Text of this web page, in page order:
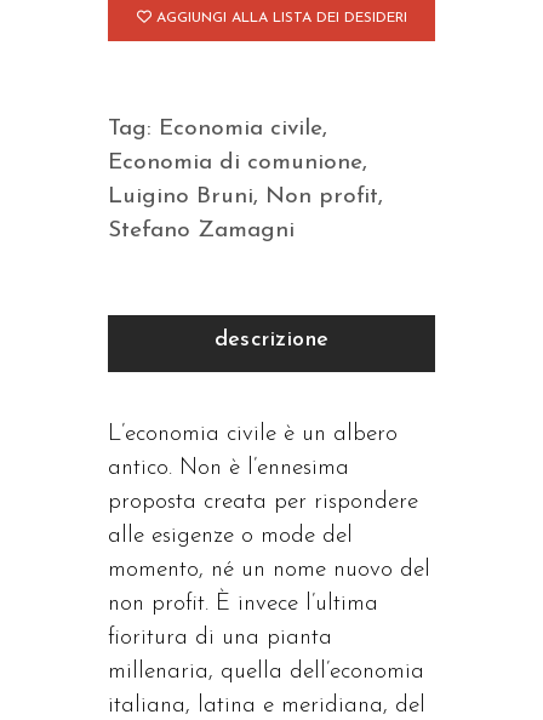
AGGIUNGI ALLA LISTA DEI DESIDERI
Tag: Economia civile,
Economia di comunione,
Luigino Bruni, Non profit,
Stefano Zamagni
descrizione
L’economia civile è un albero
antico. Non è l’ennesima
proposta creata per rispondere
alle esigenze o mode del
momento, né un nome nuovo del
non profit. È invece l’ultima
fioritura di una pianta
millenaria, quella dell’economia
italiana, latina e meridiana, del